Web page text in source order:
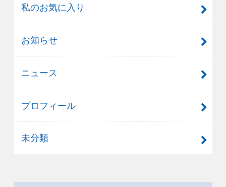
私のお気に入り
お知らせ
ニュース
プロフィール
未分類